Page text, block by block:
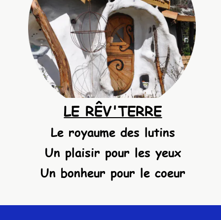
LE RÊV'TERRE
Le royaume des lutins
Un plaisir pour les yeux
Un bonheur pour le coeur